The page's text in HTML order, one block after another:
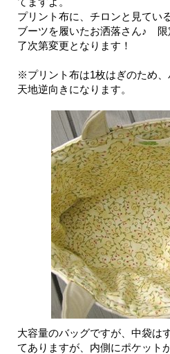
プリント布に、チロンと見てい
ブーツを履いたお洒落さん♪ 限
了次第変更となります！
※プリント布は1枚はぎのため
天地逆向きになります。
大容量のバッグですが、中袋は
てありますが、内側にポケット